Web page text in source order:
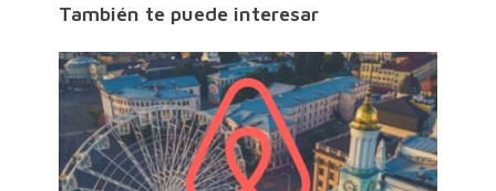
También te puede interesar